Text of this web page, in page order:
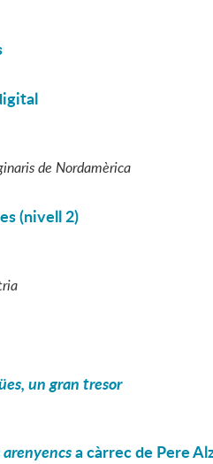
de Nordamèrica
(nivell 2)
un gran tresor
a càrrec de Pere